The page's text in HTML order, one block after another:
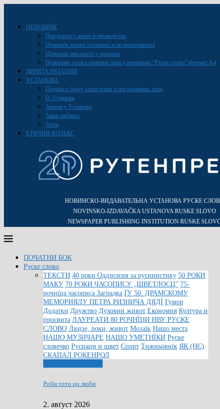
ЦЕНОВНЇК
Предплата у жеми и иножемстве
Ценовнїк малих оглашкох и ин мемориямох
Ценовнїк рекламох у новинох
Ценовник огласа правних лица у новинама “Руске слово” формат A4
ДИҐИТАЛИЗАЦИЯ
УСТАНОВА
Подаци о броју запослених и ангажованих лица
О Установи
Заняти у Установи
Јавне набавке
Акти
ЕТИЧНИ КОДЕКС
НОВИНСКО-ВИДАВАТЕЛЬНА УСТАНОВА РУСКЕ
NOVINSKO-IZDAVAČKA USTANOVA RUSKE SLOVO
NEWSPAPER PUBLISHING INSTITUTION RUSKE
ПОЧАТНИ БОК
Руске слово
ТЕКСТИ 40 роки Оддзелєня за русинистику 50 РОКИ
МАКУ 70 РОКИ ЧАСОПИСУ „ШВЕТЛОСЦ” 75-
рочнїца часописа Заградка ҐУ 50. ДРАМСКОМУ
МЕМОРИЯЛУ ПЕТРА РИЗНИЧА ДЯДЇ Гумор
Додатки Дружтво Духовни живот Економия Култура и
просвита ЛАУРЕАТИ 80 РОЧНЇЦИ НВУ РУСКЕ
СЛОВО Людзе, роки, живот Мозаїк Нашо места
НАШО МУЗИЧАРЕ НАШО УМЕТНЇКИ Руске
словечко Руснаци и швет Спорт Тижньовнїк ЯК (НЄ)
СКАПАЛ РОКЕНРОЛ
Роби тото цо люби
2. авґуст 2026